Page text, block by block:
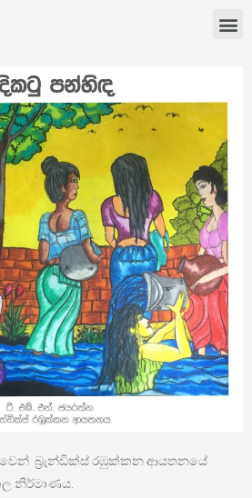
බ්‍රැන්ඩික්ස් රඹුක්කන ආයතනයේ
නිර්මාණය.